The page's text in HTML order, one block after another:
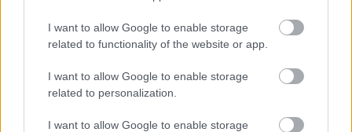
I want to allow Google to enable storage
related to functionality of the website or app.
I want to allow Google to enable storage
related to personalization.
I want to allow Google to enable storage